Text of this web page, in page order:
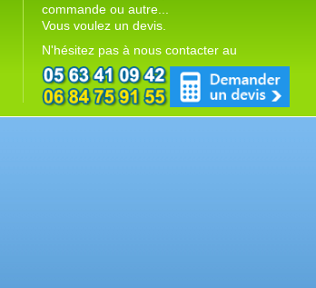
commande ou autre...
Vous voulez un devis.
N'hésitez pas à nous contacter au